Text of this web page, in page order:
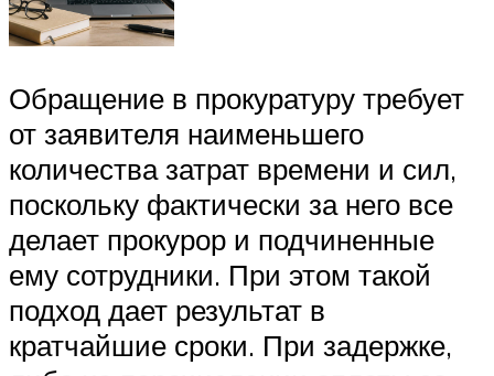
Обращение в прокуратуру требует
от заявителя наименьшего
количества затрат времени и сил,
поскольку фактически за него все
делает прокурор и подчиненные
ему сотрудники. При этом такой
подход дает результат в
кратчайшие сроки. При задержке,